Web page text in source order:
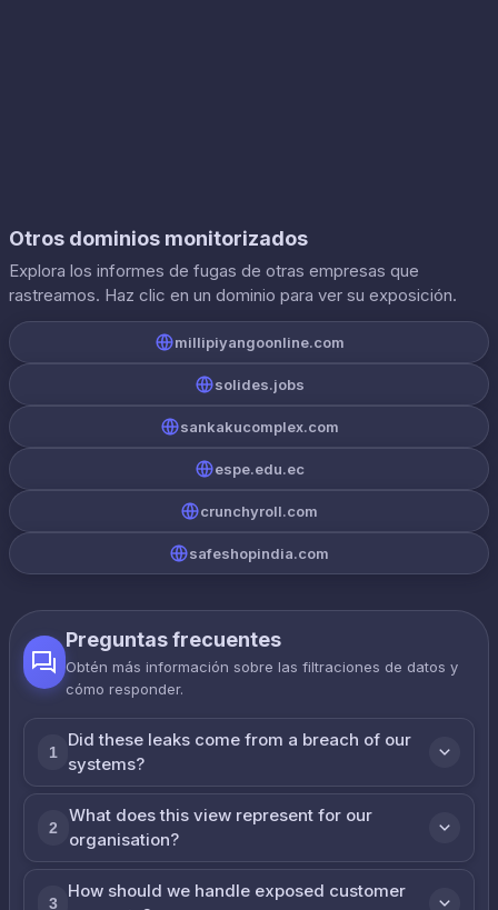
Otros dominios monitorizados
Explora los informes de fugas de otras empresas que
rastreamos. Haz clic en un dominio para ver su exposición.
millipiyangoonline.com
solides.jobs
sankakucomplex.com
espe.edu.ec
crunchyroll.com
safeshopindia.com
Preguntas frecuentes
Obtén más información sobre las filtraciones de datos y
cómo responder.
1
Did these leaks come from a breach of our
systems?
2
What does this view represent for our
organisation?
3
How should we handle exposed customer